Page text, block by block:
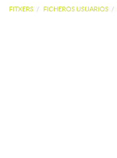
FITXERS FICHEROS USUARIOS